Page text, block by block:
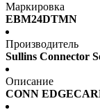
Маркировка
EBM24DTMN
Производитель
Sullins Connector
Описание
CONN